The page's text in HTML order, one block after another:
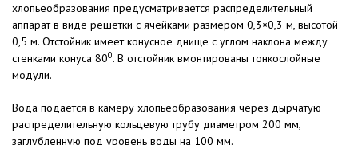
хлопьеобразования предусматривается распределительный
аппарат в виде решетки с ячейками размером 0,3×0,3 м, высотой
0,5 м. Отстойник имеет конусное днище с углом наклона между
стенками конуса 800. В отстойник вмонтированы тонкослойные
модули.
Вода подается в камеру хлопьеобразования через дырчатую
распределительную кольцевую трубу диаметром 200 мм,
заглубленную под уровень воды на 100 мм.